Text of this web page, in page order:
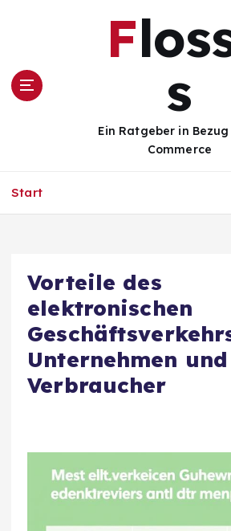
r
Flossi
s
Ein Ratgeber in Bezug
Commerce
Start
Vorteile des
elektronischen
Unternehmen und
Verbraucher